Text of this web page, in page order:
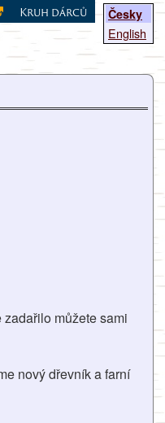
Česky
English
Kruh dárců
můžete sami
nový dřevník a farní